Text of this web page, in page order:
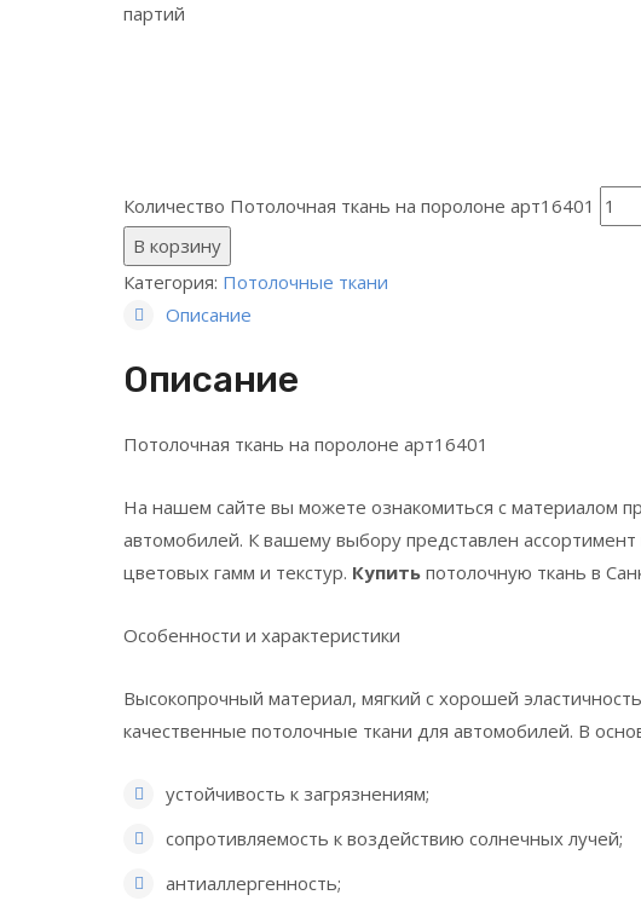
партий
Количество Потолочная ткань на поролоне арт16401
В корзину
Категория: Потолочные ткани
Описание
Описание
Потолочная ткань на поролоне арт16401
На нашем сайте вы можете ознакомиться с материалом
автомобилей. К вашему выбору представлен
цветовых гамм и текстур. Купить потолочную ткань в
Особенности и характеристики
Высокопрочный материал, мягкий с хорошей
качественные потолочные ткани для автомобилей. В
устойчивость к загрязнениям;
сопротивляемость к воздействию солнечных лучей;
антиаллергенность;